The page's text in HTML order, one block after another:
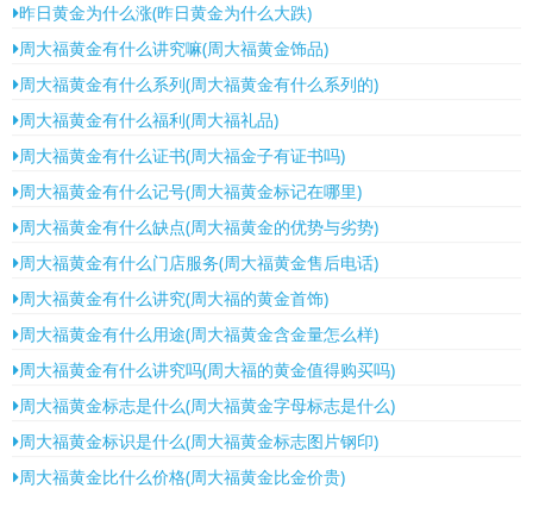
昨日黄金为什么涨(昨日黄金为什么大跌)
周大福黄金有什么讲究嘛(周大福黄金饰品)
周大福黄金有什么系列(周大福黄金有什么系列的)
周大福黄金有什么福利(周大福礼品)
周大福黄金有什么证书(周大福金子有证书吗)
周大福黄金有什么记号(周大福黄金标记在哪里)
周大福黄金有什么缺点(周大福黄金的优势与劣势)
周大福黄金有什么门店服务(周大福黄金售后电话)
周大福黄金有什么讲究(周大福的黄金首饰)
周大福黄金有什么用途(周大福黄金含金量怎么样)
周大福黄金有什么讲究吗(周大福的黄金值得购买吗)
周大福黄金标志是什么(周大福黄金字母标志是什么)
周大福黄金标识是什么(周大福黄金标志图片钢印)
周大福黄金比什么价格(周大福黄金比金价贵)